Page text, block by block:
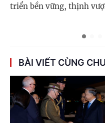
triển bền vững, thịnh
BÀI VIẾT CÙNG